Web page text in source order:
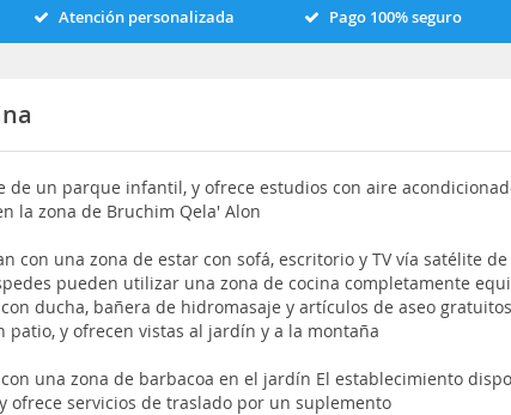
Atención personalizada Pago 100% seguro
de un parque infantil, y ofrece estudios con aire
la zona de Bruchim Qela' Alon
con una zona de estar con sofá, escritorio y TV vía satélite de
pueden utilizar una zona de cocina completamente
ducha, bañera de hidromasaje y artículos de aseo
patio, y ofrecen vistas al jardín y a la montaña
una zona de barbacoa en el jardín El establecimiento
ofrece servicios de traslado por un suplemento